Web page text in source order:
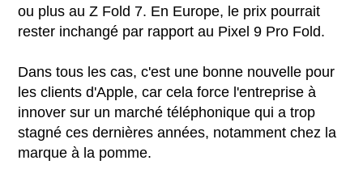
ou plus au Z Fold 7. En Europe, le prix pourrait
rester inchangé par rapport au Pixel 9 Pro Fold.
Dans tous les cas, c'est une bonne nouvelle pour
les clients d'Apple, car cela force l'entreprise à
innover sur un marché téléphonique qui a trop
stagné ces dernières années, notamment chez la
marque à la pomme.